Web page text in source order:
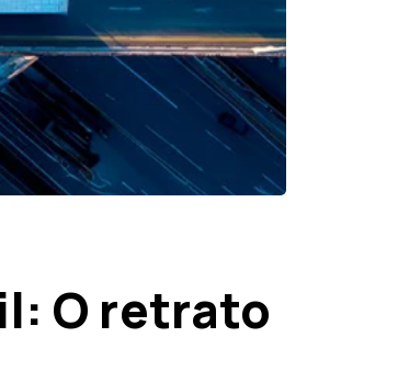
O retrato